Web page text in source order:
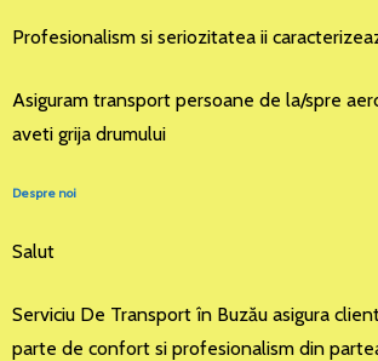
Profesionalism si seriozitatea ii
Asiguram transport persoane de la/spre
aveti grija drumului
Despre noi
Salut
Serviciu De Transport în Buzău asigura
parte de confort si profesionalism din